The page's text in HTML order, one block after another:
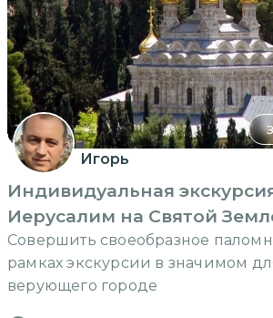
Игорь
Индивидуальная
Иерусалим на Святой
Совершить своеобразное
рамках экскурсии в значимом
верующего городе